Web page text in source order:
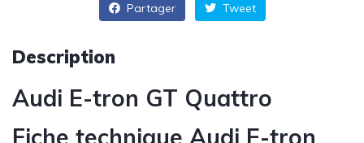
Partager Tweet
Description
Audi E-tron GT Quattro
Fiche technique Audi E-tron